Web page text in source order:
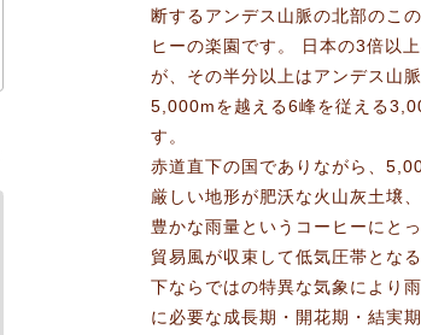
断するアンデス山脈の北部のこ
ヒーの楽園です。 日本の3倍以
が、その半分以上はアンデス山
5,000mを越える6峰を従える
す。
赤道直下の国でありながら、
厳しい地形が肥沃な火山灰土壌
豊かな雨量というコーヒーにと
貿易風が収束して低気圧帯とな
下ならではの特異な気象により
に必要な成長期・開花期・結実